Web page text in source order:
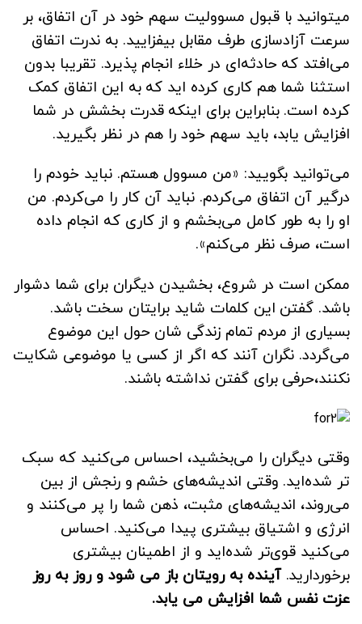
میتوانید با قبول مسوولیت سهم خود در آن اتفاق، بر
سرعت آزادسازی طرف مقابل بیفزایید. به ندرت اتفاق
می‌افتد که حادثه‌ای در خلاء انجام پذیرد. تقریبا بدون
استثنا شما هم کاری کرده اید که به این اتفاق کمک
کرده است. بنابراین برای اینکه قدرت بخشش در شما
افزایش یابد، باید سهم خود را هم در نظر بگیرید.
می‌توانید بگویید: «من مسوول هستم. نباید خودم را
درگیر آن اتفاق می‌کردم. نباید آن کار را می‌کردم. من
او را به طور کامل می‌بخشم و از کاری که انجام داده
است، صرف نظر می‌کنم».
ممکن است در شروع، بخشیدن دیگران برای شما دشوار
باشد. گفتن این کلمات شاید برایتان سخت باشد.
بسیاری از مردم تمام زندگی شان حول این موضوع
می‌گردد. نگران آنند که اگر از کسی یا موضوعی شکایت
نکنند،حرفی برای گفتن نداشته باشند.
وقتی دیگران را می‌بخشید، احساس می‌کنید که سبک
تر شده‌اید. وقتی اندیشه‌های خشم و رنجش از بین
می‌روند، اندیشه‌های مثبت، ذهن شما را پر می‌کنند و
انرژی و اشتیاق بیشتری پیدا می‌کنید. احساس
می‌کنید قوی‌تر شده‌اید و از اطمینان بیشتری
برخوردارید.آینده به رویتان باز می شود و روز به روز
عزت نفس شما افزایش می یابد.